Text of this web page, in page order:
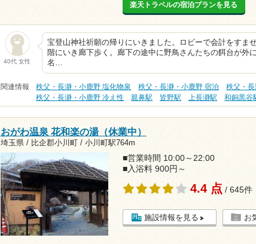
楽天トラベルの宿泊プランを見る
40代 女性
宝登山神社祈願の帰りにいきました。ロビーで会計をすま
階にいき廊下歩く。廊下の途中に野鳥さんたちの餌台が外
名…
関連情報 秩父・長瀞・小鹿野 塩化物泉 秩父・長瀞・小鹿野 宿泊
秩父・
秩父・長瀞・小鹿野 冷え性
親鼻駅 皆野駅 上長瀞駅 和銅黒谷
おがわ温泉 花和楽の湯（休業中）
埼玉県 / 比企郡小川町 / 小川町駅764m
■営業時間 10:00～22:00
■入浴料 900円～
4.4 点 / 645件
施設情報を見る お